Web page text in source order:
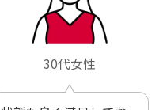
30代女性